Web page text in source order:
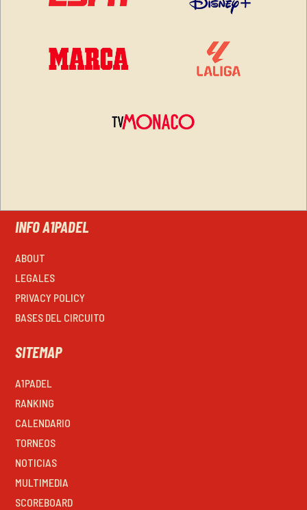
INFO A1PADEL
ABOUT
LEGALES
PRIVACY POLICY
BASES DEL CIRCUITO
SITEMAP
A1PADEL
RANKING
CALENDARIO
TORNEOS
NOTICIAS
MULTIMEDIA
SCOREBOARD